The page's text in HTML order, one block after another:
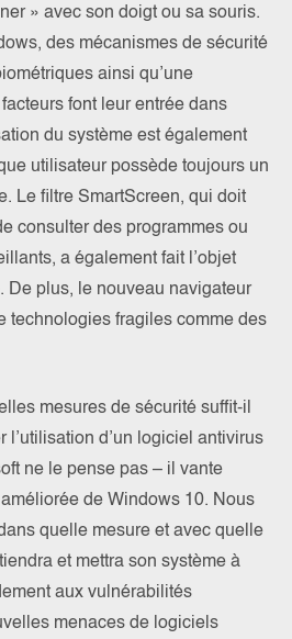
» avec son doigt ou sa souris.
des mécanismes de sécurité
ainsi qu’une
font leur entrée dans
du système est également
utilisateur possède toujours un
Le filtre SmartScreen, qui doit
consulter des programmes ou
a également fait l’objet
De plus, le nouveau navigateur
technologies fragiles comme des
mesures de sécurité suffit-il
l’utilisation d’un logiciel antivirus
ne le pense pas – il vante
de Windows 10. Nous
quelle mesure et avec quelle
et mettra son système à
aux vulnérabilités
menaces de logiciels